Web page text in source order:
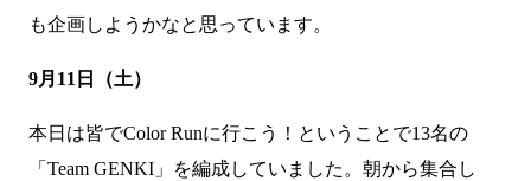
も企画しようかなと思っています。
9月11日（土）
本日は皆でColor Runに行こう！ということで13名の
「Team GENKI」を編成していました。朝から集合し